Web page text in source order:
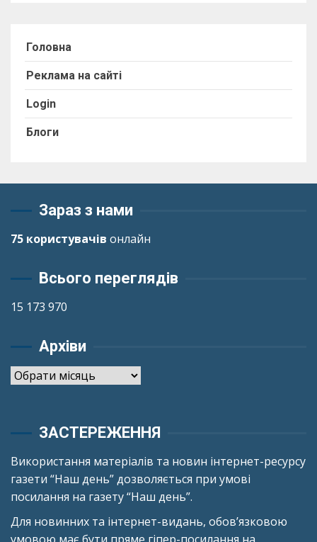
Головна
Реклама на сайті
Login
Блоги
Зараз з нами
75 користувачів онлайн
Всього переглядів
15 173 970
Архіви
Архіви
ЗАСТЕРЕЖЕННЯ
Використання матеріалів та новин інтернет-ресурсу
газети “Наш день” дозволяється при умові
посилання на газету “Наш день”.
Для новинних та інтернет-видань, обов’язковою